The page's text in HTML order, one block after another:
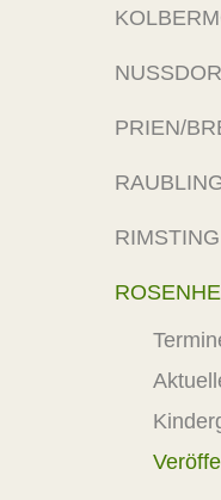
PRIEN/
RIMSTING